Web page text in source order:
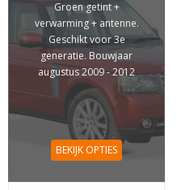
Groen getint +
verwarming + antenne.
Geschikt voor 3e
generatie. Bouwjaar
augustus 2009 - 2012
BEKIJK OPTIES